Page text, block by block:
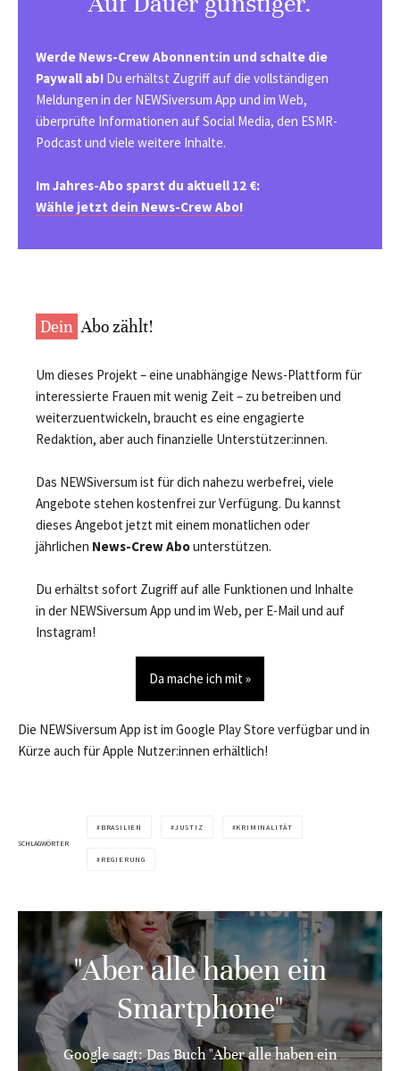
Werde News-Crew Abonnent:in und schalte die
Paywall ab! Du erhältst Zugriff auf die vollständigen
Meldungen in der NEWSiversum App und im Web,
überprüfte Informationen auf Social Media, den ESMR-
Podcast und viele weitere Inhalte.
Im Jahres-Abo sparst du aktuell 12 €:
Wähle jetzt dein News-Crew Abo!
Dein Abo zählt!
Um dieses Projekt – eine unabhängige News-Plattform für
interessierte Frauen mit wenig Zeit – zu betreiben und
weiterzuentwickeln, braucht es eine engagierte
Redaktion, aber auch finanzielle Unterstützer:innen.
Das NEWSiversum ist für dich nahezu werbefrei, viele
Angebote stehen kostenfrei zur Verfügung. Du kannst
dieses Angebot jetzt mit einem monatlichen oder
jährlichen News-Crew Abounterstützen.
Du erhältst sofort Zugriff auf alle Funktionen und Inhalte
in der NEWSiversum App und im Web, per E-Mail und auf
Instagram!
Da mache ich mit »
Die NEWSiversum App ist im Google Play Store verfügbar und in
Kürze auch für Apple Nutzer:innen erhältlich!
SCHLAGWÖRTER
BRASILIEN JUSTIZ KRIMINALITÄT
REGIERUNG
"Aber alle haben ein
Smartphone"
Google sagt: Das Buch "Aber alle haben ein